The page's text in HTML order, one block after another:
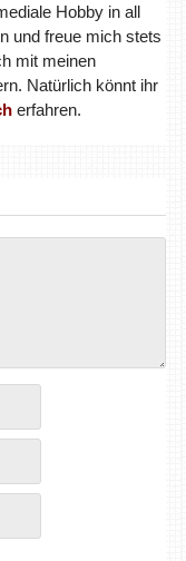
Hobby in all
und freue mich stets
mit meinen
Natürlich könnt ihr
erfahren.